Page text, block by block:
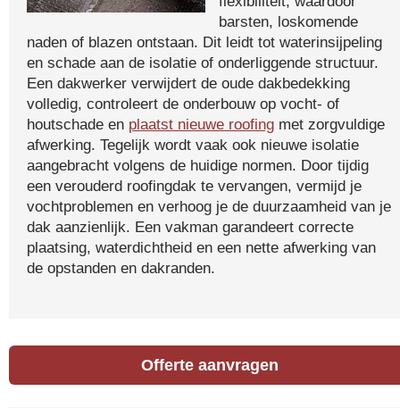
barsten, loskomende
naden of blazen ontstaan. Dit leidt tot waterinsijpeling
en schade aan de isolatie of onderliggende structuur.
Een dakwerker verwijdert de oude dakbedekking
volledig, controleert de onderbouw op vocht- of
houtschade en plaatst nieuwe roofing met zorgvuldige
afwerking. Tegelijk wordt vaak ook nieuwe isolatie
aangebracht volgens de huidige normen. Door tijdig
een verouderd roofingdak te vervangen, vermijd je
vochtproblemen en verhoog je de duurzaamheid van je
dak aanzienlijk. Een vakman garandeert correcte
plaatsing, waterdichtheid en een nette afwerking van
de opstanden en dakranden.
Offerte aanvragen